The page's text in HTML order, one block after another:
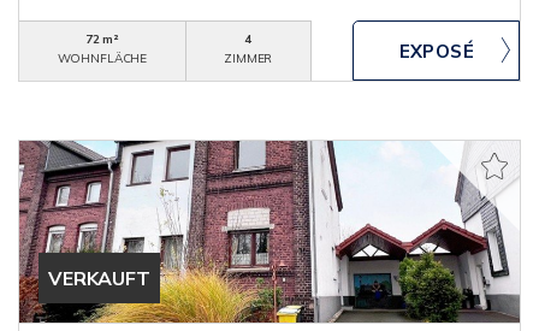
72 m²
WOHNFLÄCHE
4
ZIMMER
VERKAUFT